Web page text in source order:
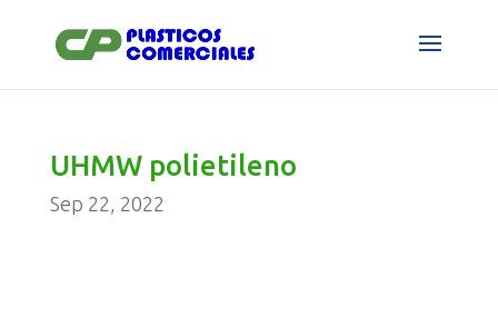
UHMW polietileno
Sep 22, 2022